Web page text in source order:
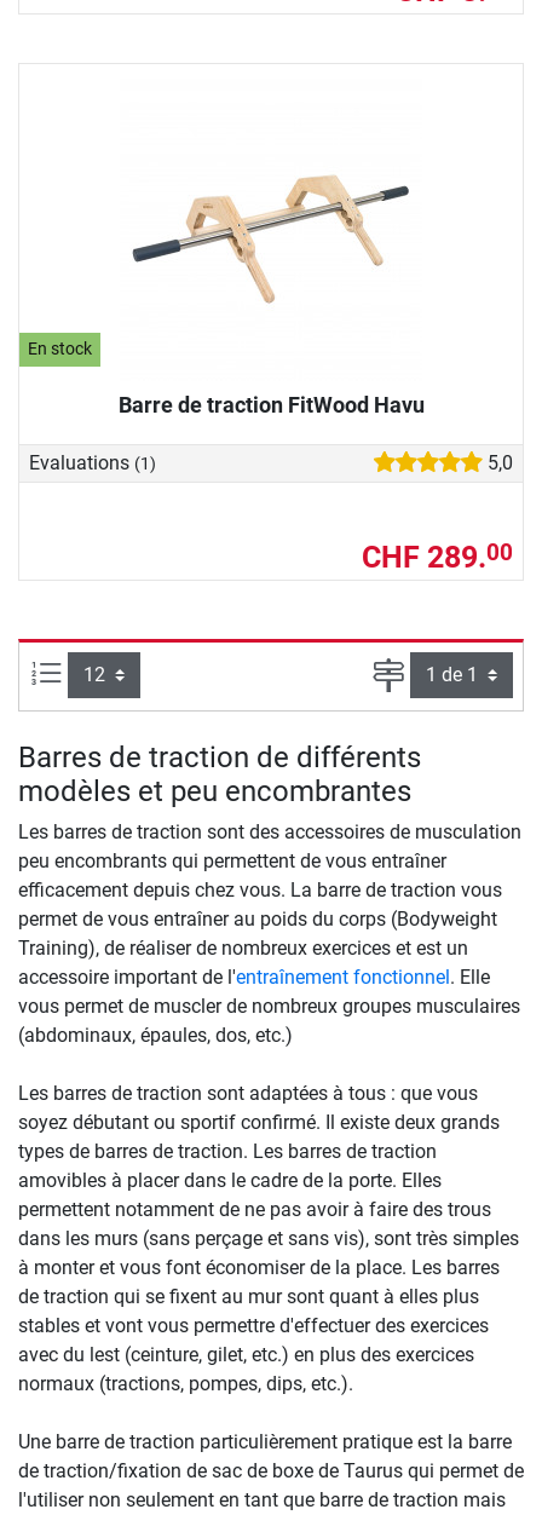
En stock
Barre de traction FitWood Havu
Evaluations (1) 5,0
CHF 289.00
Articles par page : Page
Barres de traction de différents
modèles et peu encombrantes
Les barres de traction sont des accessoires de musculation
peu encombrants qui permettent de vous entraîner
efficacement depuis chez vous. La barre de traction vous
permet de vous entraîner au poids du corps (Bodyweight
Training), de réaliser de nombreux exercices et est un
accessoire important de l'entraînement fonctionnel. Elle
vous permet de muscler de nombreux groupes musculaires
(abdominaux, épaules, dos, etc.)
Les barres de traction sont adaptées à tous : que vous
soyez débutant ou sportif confirmé. Il existe deux grands
types de barres de traction. Les barres de traction
amovibles à placer dans le cadre de la porte. Elles
permettent notamment de ne pas avoir à faire des trous
dans les murs (sans perçage et sans vis), sont très simples
à monter et vous font économiser de la place. Les barres
de traction qui se fixent au mur sont quant à elles plus
stables et vont vous permettre d'effectuer des exercices
avec du lest (ceinture, gilet, etc.) en plus des exercices
normaux (tractions, pompes, dips, etc.).
Une barre de traction particulièrement pratique est la barre
de traction/fixation de sac de boxe de Taurus qui permet de
l'utiliser non seulement en tant que barre de traction mais